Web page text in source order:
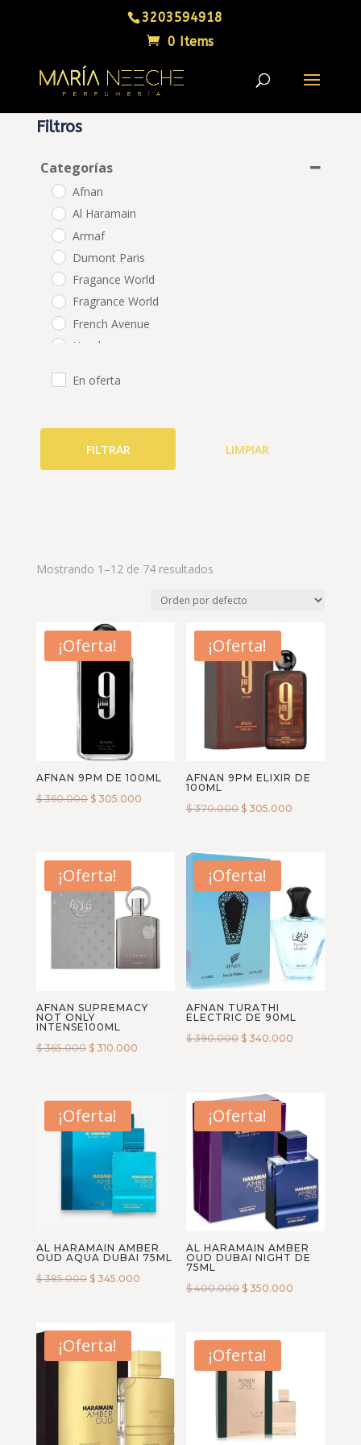
3203594918
0 Items
Filtros
Categorías
Afnan
Al Haramain
Armaf
Dumont Paris
Fragance World
Fragrance World
French Avenue
Hombre
Lattafa
Marcas perfumes árabes
Mujer
En oferta
FILTRAR LIMPIAR
Mostrando 1–12 de 74 resultados
¡Oferta!
AFNAN 9PM DE 100ML
$360.000 $305.000
¡Oferta!
AFNAN 9PM ELIXIR DE
100ML
$370.000 $ 305.000
¡Oferta!
AFNAN SUPREMACY
NOT ONLY
INTENSE100ML
$365.000 $310.000
¡Oferta!
AFNAN TURATHI
ELECTRIC DE 90ML
$390.000 $ 340.000
¡Oferta!
AL HARAMAIN AMBER
OUD AQUA DUBAI 75ML
$385.000 $345.000
¡Oferta!
AL HARAMAIN AMBER
OUD DUBAI NIGHT DE
75ML
$400.000 $ 350.000
¡Oferta! ¡Oferta!